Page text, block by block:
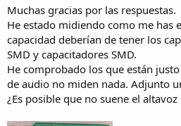
Muchas gracias por las respuestas.
He estado midiendo como me has
capacidad deberían de tener los
SMD y capacitadores SMD.
He comprobado los que están
de audio no miden nada. Adjunto
¿Es posible que no suene el